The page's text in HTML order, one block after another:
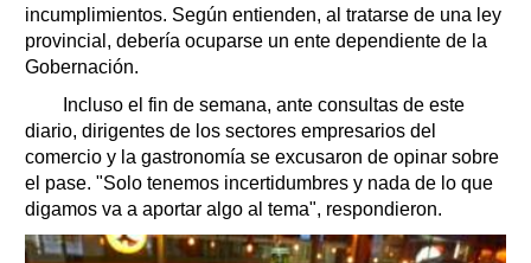
incumplimientos. Según entienden, al tratarse de una ley
provincial, debería ocuparse un ente dependiente de la
Gobernación.
Incluso el fin de semana, ante consultas de este
diario, dirigentes de los sectores empresarios del
comercio y la gastronomía se excusaron de opinar sobre
el pase. "Solo tenemos incertidumbres y nada de lo que
digamos va a aportar algo al tema", respondieron.